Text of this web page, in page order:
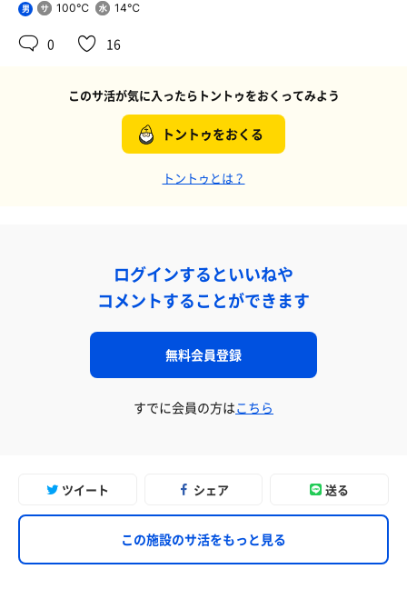
男 100℃ 14℃
0 16
このサ活が気に入ったらトントゥをおくってみよう
トントゥをおくる
トントゥとは？
ログインするといいねや
コメントすることができます
無料会員登録
すでに会員の方はこちら
ツイート シェア 送る
この施設のサ活をもっと見る